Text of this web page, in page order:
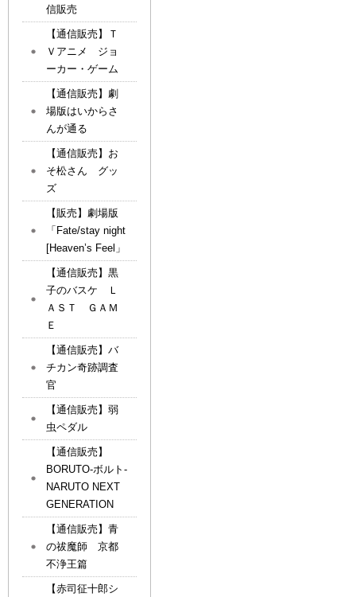
信販売
【通信販売】Ｔ
Ｖアニメ ジョ
ーカー・ゲーム
【通信販売】劇
場版はいからさ
んが通る
【通信販売】お
そ松さん グッ
ズ
【販売】劇場版
「Fate/stay night
[Heaven’s Feel」
【通信販売】黒
子のバスケ Ｌ
ＡＳＴ ＧＡＭ
Ｅ
【通信販売】バ
チカン奇跡調査
官
【通信販売】弱
虫ペダル
【通信販売】
BORUTO-ボルト-
NARUTO NEXT
GENERATION
【通信販売】青
の祓魔師 京都
不浄王篇
【赤司征十郎シ